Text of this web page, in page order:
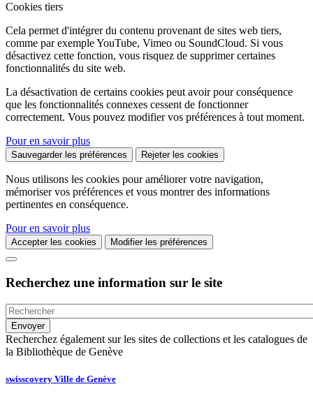
Cookies tiers
Cela permet d'intégrer du contenu provenant de sites web tiers,
comme par exemple YouTube, Vimeo ou SoundCloud. Si vous
désactivez cette fonction, vous risquez de supprimer certaines
fonctionnalités du site web.
La désactivation de certains cookies peut avoir pour conséquence
que les fonctionnalités connexes cessent de fonctionner
correctement. Vous pouvez modifier vos préférences à tout moment.
Pour en savoir plus
Sauvegarder les préférences Rejeter les cookies
Nous utilisons les cookies pour améliorer votre navigation,
mémoriser vos préférences et vous montrer des informations
pertinentes en conséquence.
Pour en savoir plus
Accepter les cookies Modifier les préférences
Recherchez une information sur le site
Recherchez également sur les sites de collections et les catalogues de
la Bibliothèque de Genève
swisscovery Ville de Genève